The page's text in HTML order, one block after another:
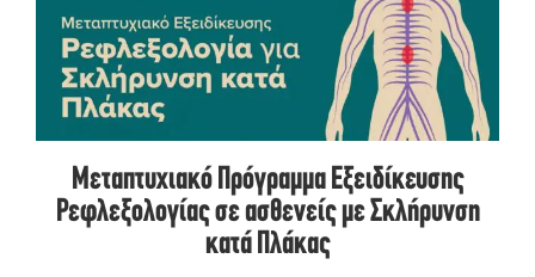
Μεταπτυχιακό Πρόγραμμα Εξειδίκευσης
Ρεφλεξολογίας σε ασθενείς με Σκλήρυνση
κατά Πλάκας